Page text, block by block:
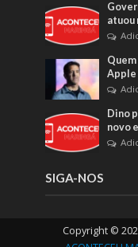
atuou
Quem
Apple
Dino
novo
SIGA-NOS
Copyright ©